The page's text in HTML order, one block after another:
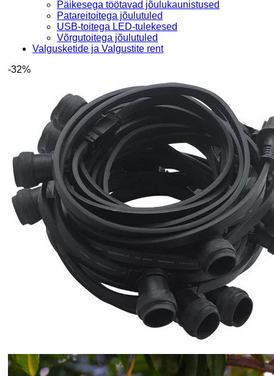
Päikesega töötavad jõulukaunistused
Patareitoitega jõulutuled
USB-toitega LED-tulekesed
Võrgutoitega jõulutuled
Valgusketide ja Valgustite rent
-32%